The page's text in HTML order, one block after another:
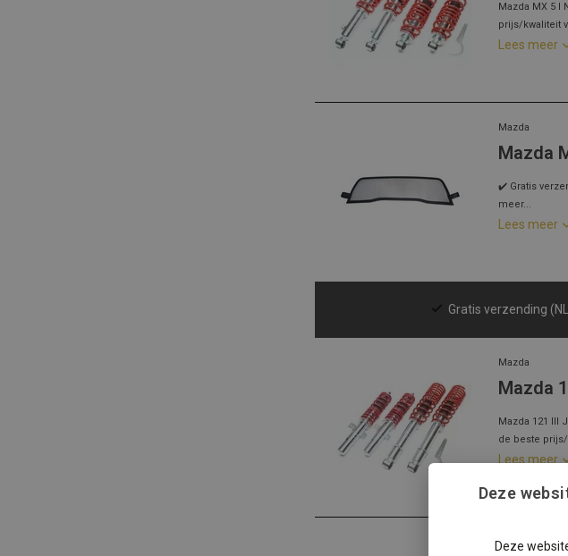
Mazda MX 5 I
prijs/kwaliteit
Lees meer
Mazda
Mazda
✔️ Gratis
meer...
Lees meer
Gratis verzending
Mazda
Mazda
Mazda 121 III
de beste
Lees meer
Mazda
Deze
Deze